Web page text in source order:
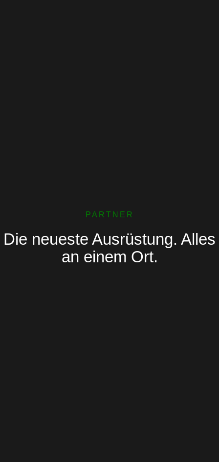
PARTNER
Die neueste Ausrüstung. Alles
an einem Ort.